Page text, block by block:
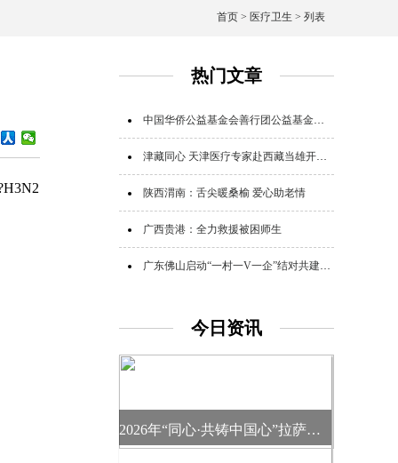
首页 > 医疗卫生 > 列表
热门文章
中国华侨公益基金会善行团公益基金追加追赠支援广西救灾
津藏同心 天津医疗专家赴西藏当雄开展公益帮扶
陕西渭南：舌尖暖桑榆 爱心助老情
广西贵港：全力救援被困师生
广东佛山启动“一村一V一企”结对共建助力“百千万工程”活动
今日资讯
2026年“同心·共铸中国心”拉萨及青藏铁路沿线医疗公益活动启动